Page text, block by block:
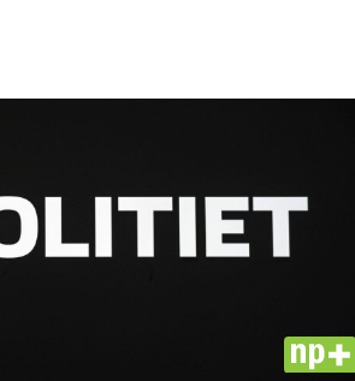
PLUS